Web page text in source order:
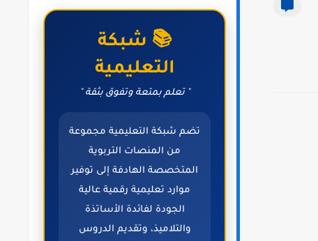
📚 شبكة
التعليمية
" تعلم بمتعة وتفوق بثقة "
تضم شبكة التعليمية مجموعة
من المنصات التربوية
المتخصصة الهادفة إلى توفير
موارد تعليمية رقمية عالية
الجودة لفائدة الأساتذة
والتلاميذ، وتقديم الدروس